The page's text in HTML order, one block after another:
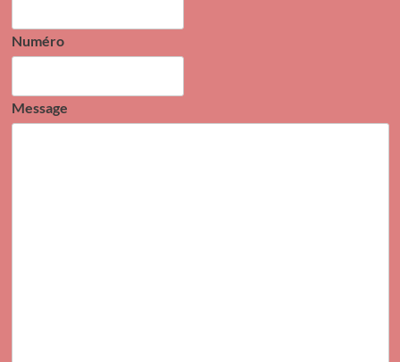
Numéro
Message